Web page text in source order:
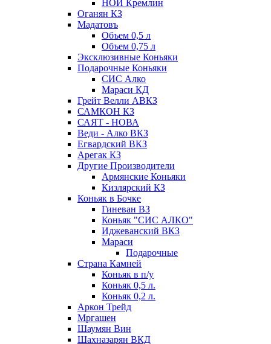
НОЙ Кремлин
Оганян КЗ
Мадатовъ
Объем 0,5 л
Объем 0,75 л
Эксклюзивные Коньяки
Подарочные Коньяки
СИС Алко
Мараси КД
Грейт Велли АВКЗ
САМКОН КЗ
САЯТ - НОВА
Веди - Алко ВКЗ
Егвардский ВКЗ
Арегак КЗ
Другие Производители
Армянские Коньяки
Кизлярский КЗ
Коньяк в Бочке
Гиневан ВЗ
Коньяк "СИС АЛКО"
Иджеванский ВКЗ
Мараси
Подарочные
Страна Камней
Коньяк в п/у
Коньяк 0,5 л.
Коньяк 0,2 л.
Аркон Трейд
Мргашен
Шаумян Вин
Шахназарян ВКД